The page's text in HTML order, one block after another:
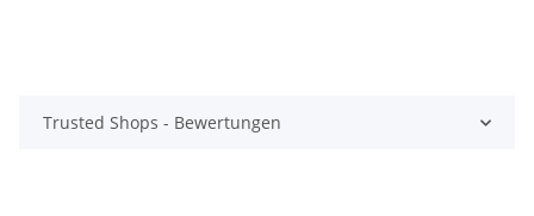
Trusted Shops - Bewertungen